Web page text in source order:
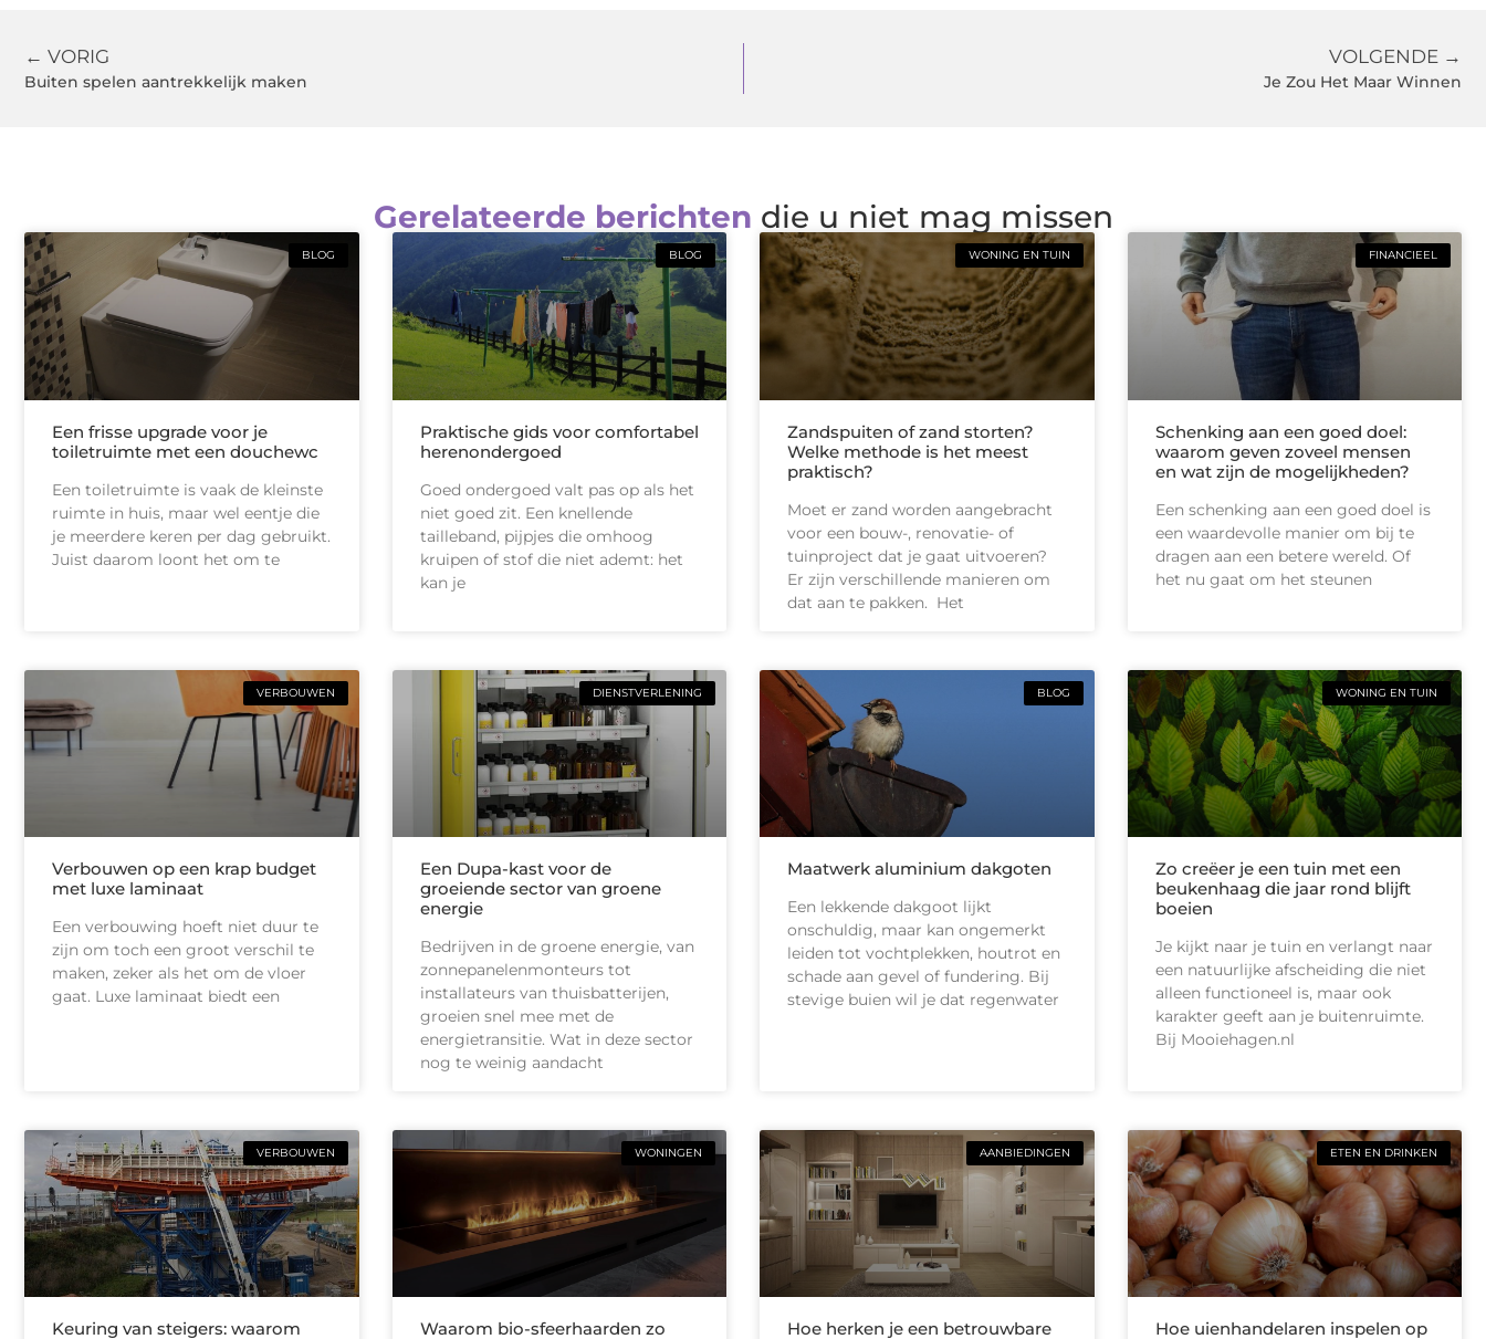
← VORIG
Buiten spelen aantrekkelijk maken
VOLGENDE →
Je Zou Het Maar Winnen
Gerelateerde berichten die u niet mag missen
BLOG
Een frisse upgrade voor je
toiletruimte met een douchewc
Een toiletruimte is vaak de kleinste
ruimte in huis, maar wel eentje die
je meerdere keren per dag gebruikt.
Juist daarom loont het om te
BLOG
Praktische gids voor comfortabel
herenondergoed
Goed ondergoed valt pas op als het
niet goed zit. Een knellende
tailleband, pijpjes die omhoog
kruipen of stof die niet ademt: het
kan je
WONING EN TUIN
Zandspuiten of zand storten?
Welke methode is het meest
praktisch?
Moet er zand worden aangebracht
voor een bouw-, renovatie- of
tuinproject dat je gaat uitvoeren?
Er zijn verschillende manieren om
dat aan te pakken. Het
FINANCIEEL
Schenking aan een goed doel:
waarom geven zoveel mensen
en wat zijn de mogelijkheden?
Een schenking aan een goed doel is
een waardevolle manier om bij te
dragen aan een betere wereld. Of
het nu gaat om het steunen
VERBOUWEN
Verbouwen op een krap budget
met luxe laminaat
Een verbouwing hoeft niet duur te
zijn om toch een groot verschil te
maken, zeker als het om de vloer
gaat. Luxe laminaat biedt een
DIENSTVERLENING
Een Dupa-kast voor de
groeiende sector van groene
energie
Bedrijven in de groene energie, van
zonnepanelenmonteurs tot
installateurs van thuisbatterijen,
groeien snel mee met de
energietransitie. Wat in deze sector
nog te weinig aandacht
BLOG
Maatwerk aluminium dakgoten
Een lekkende dakgoot lijkt
onschuldig, maar kan ongemerkt
leiden tot vochtplekken, houtrot en
schade aan gevel of fundering. Bij
stevige buien wil je dat regenwater
WONING EN TUIN
Zo creëer je een tuin met een
beukenhaag die jaar rond blijft
boeien
Je kijkt naar je tuin en verlangt naar
een natuurlijke afscheiding die niet
alleen functioneel is, maar ook
karakter geeft aan je buitenruimte.
Bij Mooiehagen.nl
VERBOUWEN
Keuring van steigers: waarom
WONINGEN
Waarom bio-sfeerhaarden zo
AANBIEDINGEN
Hoe herken je een betrouwbare
ETEN EN DRINKEN
Hoe uienhandelaren inspelen op